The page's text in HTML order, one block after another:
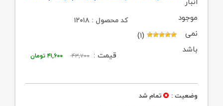
کد محصول : ۱۲۰۱۸
(۱)
قیمت : ۴۳,۷۰۰
قیمت
۴۳,۷۰۰ تومان
۴۱,۶۰۰ تومان
۴۱,۶۰۰ تومان.
انبار
موجود
نمی
باشد
وضعیت :
تمام شد